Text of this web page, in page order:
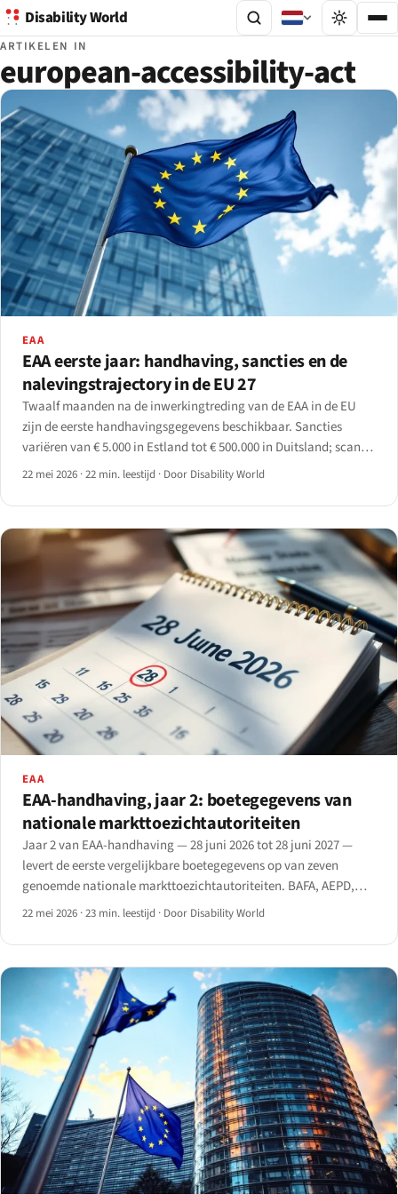
Disability World
ARTIKELEN IN
european-accessibility-act
EAA
EAA eerste jaar: handhaving, sancties en de
nalevingstrajectory in de EU 27
Twaalf maanden na de inwerkingtreding van de EAA in de EU
zijn de eerste handhavingsgegevens beschikbaar. Sancties
variëren van € 5.000 in Estland tot € 500.000 in Duitsland; scan-
dekking tussen 30% en 70%; omzetting nog ongelijkmatig.
22 mei 2026 ·22 min. leestijd · Door Disability World
EAA
EAA-handhaving, jaar 2: boetegegevens van
nationale markttoezichtautoriteiten
Jaar 2 van EAA-handhaving — 28 juni 2026 tot 28 juni 2027 —
levert de eerste vergelijkbare boetegegevens op van zeven
genoemde nationale markttoezichtautoriteiten. BAFA, AEPD,
ARCOM, AgID, Tarbijakaitseamet, Agentschap Telecom en het
register.
22 mei 2026 ·23 min. leestijd · Door Disability World